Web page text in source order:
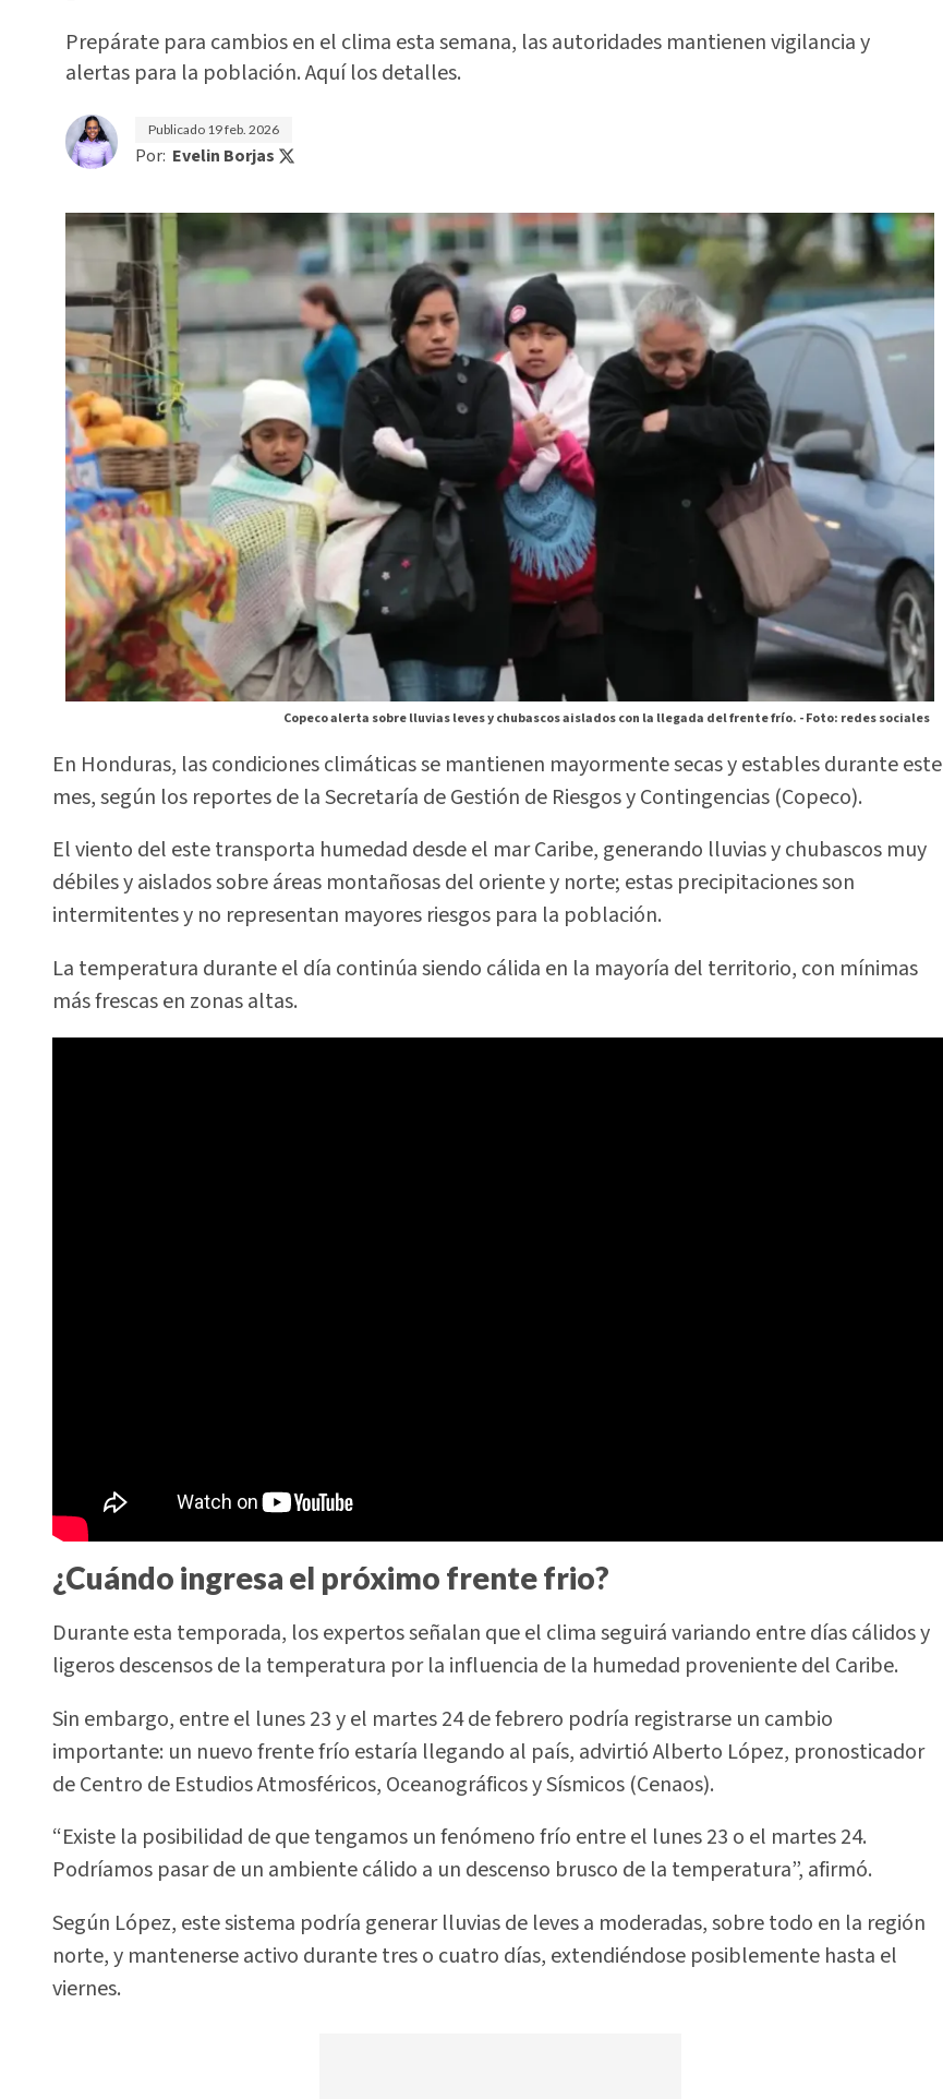
Prepárate para cambios en el clima esta semana, las autoridades mantienen vigilancia y
alertas para la población. Aquí los detalles.
Publicado 19 feb. 2026
Por: Evelin Borjas
Copeco alerta sobre lluvias leves y chubascos aislados con la llegada del frente frío. -Foto: redes sociales
En Honduras, las condiciones climáticas se mantienen mayormente secas y estables durante este
mes, según los reportes de la Secretaría de Gestión de Riesgos y Contingencias (Copeco).
El viento del este transporta humedad desde el mar Caribe, generando lluvias y chubascos muy
débiles y aislados sobre áreas montañosas del oriente y norte; estas precipitaciones son
intermitentes y no representan mayores riesgos para la población.
La temperatura durante el día continúa siendo cálida en la mayoría del territorio, con mínimas
más frescas en zonas altas.
¿Cuándo ingresa el próximo frente frio?
Durante esta temporada, los expertos señalan que el clima seguirá variando entre días cálidos y
ligeros descensos de la temperatura por la influencia de la humedad proveniente del Caribe.
Sin embargo, entre el lunes 23 y el martes 24 de febrero podría registrarse un cambio
importante: un nuevo frente frío estaría llegando al país, advirtió Alberto López, pronosticador
de Centro de Estudios Atmosféricos, Oceanográficos y Sísmicos (Cenaos).
“Existe la posibilidad de que tengamos un fenómeno frío entre el lunes 23 o el martes 24.
Podríamos pasar de un ambiente cálido a un descenso brusco de la temperatura”, afirmó.
Según López, este sistema podría generar lluvias de leves a moderadas, sobre todo en la región
norte, y mantenerse activo durante tres o cuatro días, extendiéndose posiblemente hasta el
viernes.